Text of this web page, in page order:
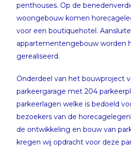
penthouses. Op de
woongebouw komen
voor een boutiquehotel.
appartementengebouw worden
gerealiseerd.
Onderdeel van het bouwproject
parkeergarage met 204
parkeerlagen welke is bedoeld
bezoekers van de
de ontwikkeling en bouw van
kregen wij opdracht voor deze